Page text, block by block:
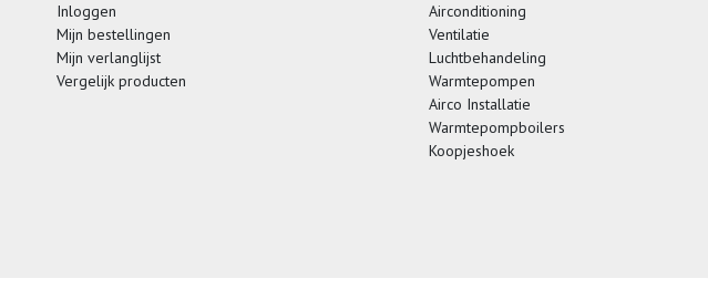
Inloggen
Mijn bestellingen
Mijn verlanglijst
Vergelijk producten
Airconditioning
Ventilatie
Luchtbehandeling
Warmtepompen
Airco Installatie
Warmtepompboilers
Koopjeshoek